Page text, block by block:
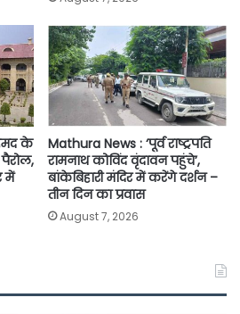
के
में
Mathura News : ‘पूर्व राष्ट्रपति
रामनाथ कोविंद वृंदावन पहुंचे’,
बांकेबिहारी मंदिर में करेंगे दर्शन –
तीन दिन का प्रवास
August 7, 2026